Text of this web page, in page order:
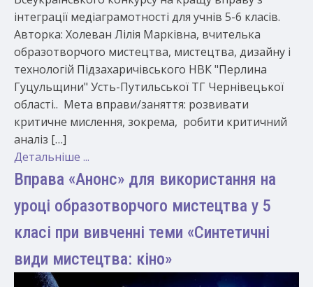
інтеграції медіаграмотності для учнів 5-6 класів.
Авторка: Холеван Лілія Марківна, вчителька
образотворчого мистецтва, мистецтва, дизайну і
технологій Підзахаричівського НВК "Перлина
Гуцульщини" Усть-Путильської ТГ Чернівецької
області.. Мета вправи/заняття: розвивати
критичне мислення, зокрема, робити критичний
аналіз […]
Детальніше ...
Вправа «Анонс» для використання на
уроці образотворчого мистецтва у 5
класі при вивченні теми «Синтетичні
види мистецтва: кіно»